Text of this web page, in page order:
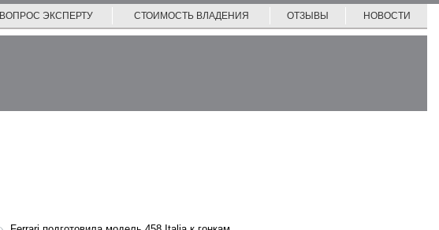
ВОПРОС ЭКСПЕРТУ СТОИМОСТЬ ВЛАДЕНИЯ ОТЗЫВЫ НОВОСТИ